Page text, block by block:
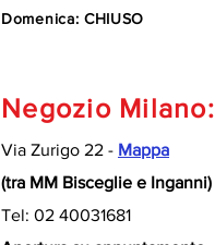
Domenica: CHIUSO
Negozio Milano:
Via Zurigo 22 - Mappa
(tra MM Bisceglie e Inganni)
Tel: 02 40031681